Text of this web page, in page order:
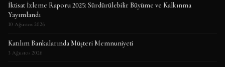
İktisat İzleme Raporu 2025: Sürdürülebilir Büyüme ve Kalkınma
Yayımlandı
10 Ağustos 2026
Katılım Bankalarında Müşteri Memnuniyeti
3 Ağustos 2026